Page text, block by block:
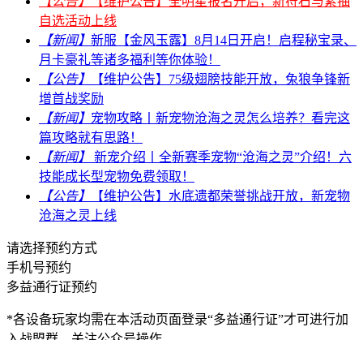
自选活动上线
【新闻】 新服【金风玉露】8月14日开启！启程秘宝录、
月卡豪礼等诸多福利等你体验！
【公告】
【维护公告】75级翅膀技能开放，兔狼争锋新
增首战奖励
【新闻】 宠物攻略丨新宠物沧海之灵怎么培养？看完这
篇攻略就有思路！
【新闻】
新宠介绍丨全新赛季宠物“沧海之灵”介绍！六
技能成长型宠物免费领取！
【公告】
【维护公告】水底遗都荣誉挑战开放，新宠物
沧海之灵上线
请选择预约方式
手机号预约
多益通行证预约
*各设备玩家均需在本活动页面登录“多益通行证”才可进行加